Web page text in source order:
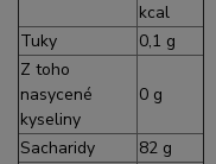
kcal
Tuky
0,1 g
Z toho
nasycené
kyseliny
0 g
Sacharidy
82 g